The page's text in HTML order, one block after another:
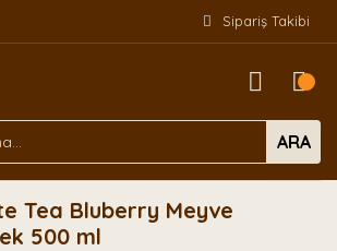
Sipariş Takibi
ARA
Tea Bluberry Meyve
500 ml